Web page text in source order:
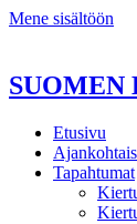
Mene sisältöön
Etusivu
Tapahtumat